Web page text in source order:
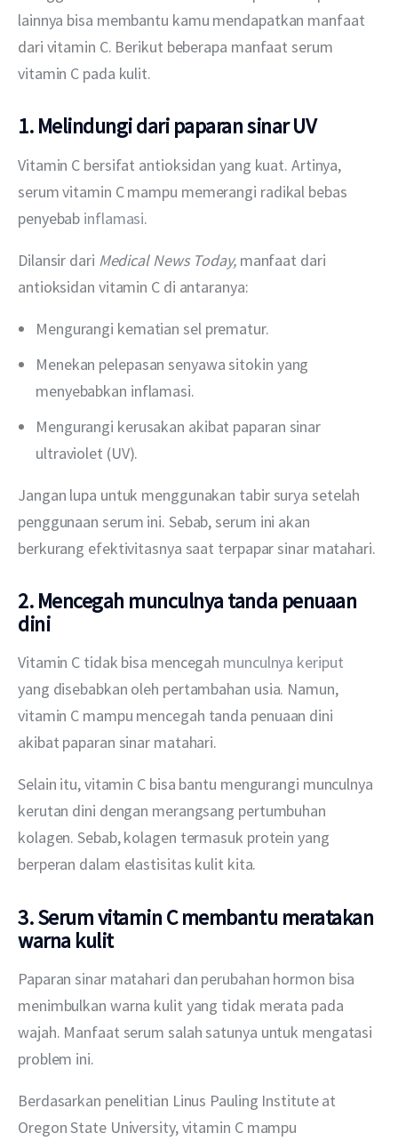
lainnya bisa membantu kamu mendapatkan manfaat
dari vitamin C. Berikut beberapa manfaat serum
vitamin C pada kulit.
1. Melindungi dari paparan sinar UV
Vitamin C bersifat antioksidan yang kuat. Artinya,
serum vitamin C mampu memerangi radikal bebas
penyebab inflamasi.
Dilansir dari Medical News Today, manfaat dari
antioksidan vitamin C di antaranya:
Mengurangi kematian sel prematur.
Menekan pelepasan senyawa sitokin yang
menyebabkan inflamasi.
Mengurangi kerusakan akibat paparan sinar
ultraviolet (UV).
Jangan lupa untuk menggunakan tabir surya setelah
penggunaan serum ini. Sebab, serum ini akan
berkurang efektivitasnya saat terpapar sinar matahari.
2. Mencegah munculnya tanda penuaan
dini
Vitamin C tidak bisa mencegah munculnya keriput
yang disebabkan oleh pertambahan usia. Namun,
vitamin C mampu mencegah tanda penuaan dini
akibat paparan sinar matahari.
Selain itu, vitamin C bisa bantu mengurangi munculnya
kerutan dini dengan merangsang pertumbuhan
kolagen. Sebab, kolagen termasuk protein yang
berperan dalam elastisitas kulit kita.
3. Serum vitamin C membantu meratakan
warna kulit
Paparan sinar matahari dan perubahan hormon bisa
menimbulkan warna kulit yang tidak merata pada
wajah. Manfaat serum salah satunya untuk mengatasi
problem ini.
Berdasarkan penelitian Linus Pauling Institute at
Oregon State University, vitamin C mampu